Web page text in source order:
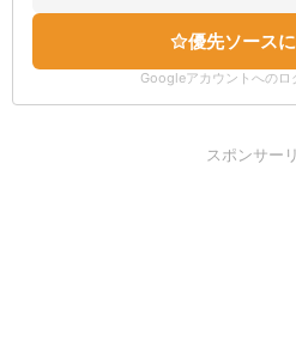
優先ソース
Googleアカウントへのロ
スポンサー